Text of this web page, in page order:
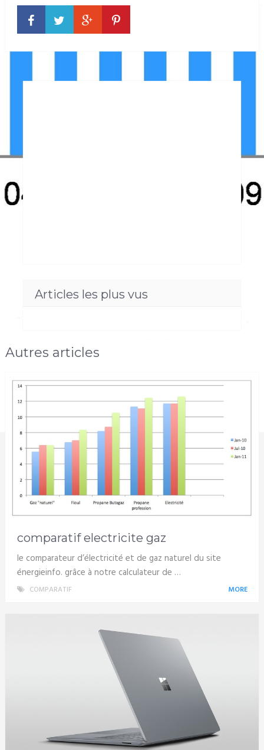
Articles les plus vus
Autres articles
comparatif electricite gaz
le comparateur d’électricité et de gaz naturel du site
énergieinfo. grâce à notre calculateur de …
COMPARATIF MORE